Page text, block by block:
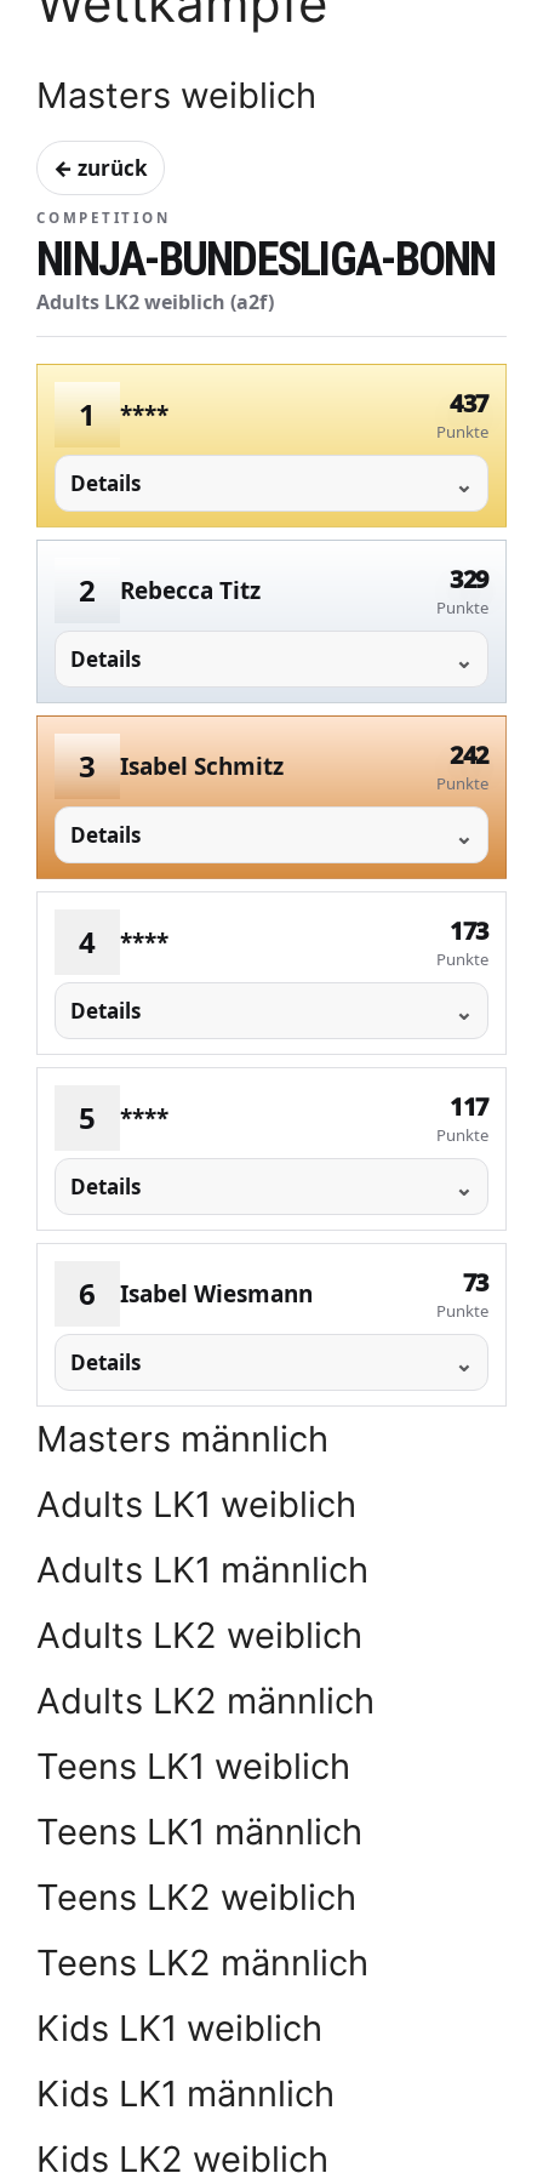
Masters weiblich
← zurück
COMPETITION
NINJA-BUNDESLIGA-BONN
Adults LK2 weiblich (a2f)
1 **** 437
Punkte
Details
2 Rebecca Titz 329
Punkte
Details
3 Isabel Schmitz 242
Punkte
Details
4 **** 173
Punkte
Details
5 **** 117
Punkte
Details
6 Isabel Wiesmann 73
Punkte
Details
Masters männlich
Adults LK1 weiblich
Adults LK1 männlich
Adults LK2 weiblich
Adults LK2 männlich
Teens LK1 weiblich
Teens LK1 männlich
Teens LK2 weiblich
Teens LK2 männlich
Kids LK1 weiblich
Kids LK1 männlich
Kids LK2 weiblich